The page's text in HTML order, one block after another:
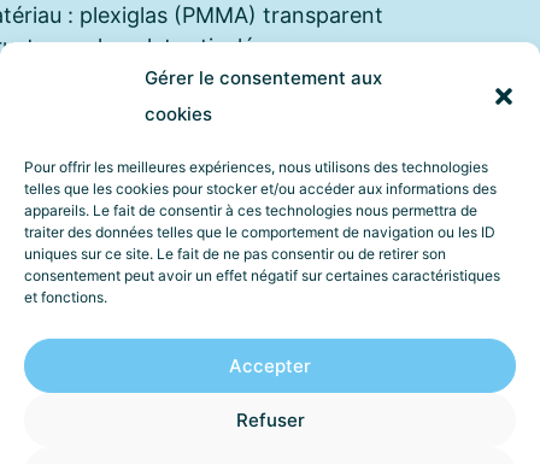
Gérer le consentement aux
cookies
Pour offrir les meilleures expériences, nous utilisons des technologies
telles que les cookies pour stocker et/ou accéder aux informations des
appareils. Le fait de consentir à ces technologies nous permettra de
traiter des données telles que le comportement de navigation ou les ID
uniques sur ce site. Le fait de ne pas consentir ou de retirer son
consentement peut avoir un effet négatif sur certaines caractéristiques
et fonctions.
Accepter
Refuser
: plexiglas (PMMA) transparent
: chevalet articulé
: ajustable
: renforcée
: Atelier Apparences
sur mesure
articulés peuvent être réalisés sur mesure :
spécifiques, angles particuliers, épaisseurs
ou intégration dans des projets
ou muséographiques.